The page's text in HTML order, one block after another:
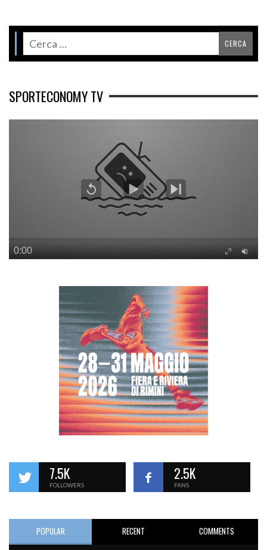
SPORTECONOMY TV
7.5K
FOLLOWERS
2.5K
FANS
POPULAR RECENT COMMENTS